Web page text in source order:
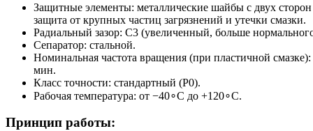
Защитные элементы: металлические шайбы с двух
защита от крупных частиц загрязнений и утечки смазки.
Радиальный зазор: C3 (увеличенный, больше
Сепаратор: стальной.
Номинальная частота вращения (при пластичной
мин.
Класс точности: стандартный (P0).
Рабочая температура: от −40∘C до +120∘C.
Принцип работы: